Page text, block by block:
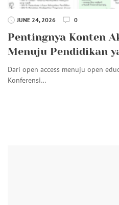
JUNE 24, 2026 0
Pentingnya Konten
Menuju Pendidikan
Dari open access menuju open
Konferensi…